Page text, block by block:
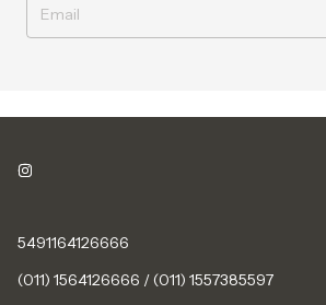
5491164126666
(011) 1564126666 / (011) 1557385597